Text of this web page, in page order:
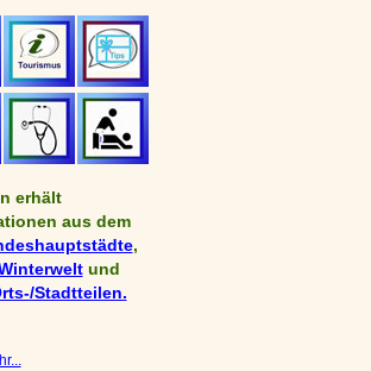
erhält
aus dem
,
und
Stadtteilen.